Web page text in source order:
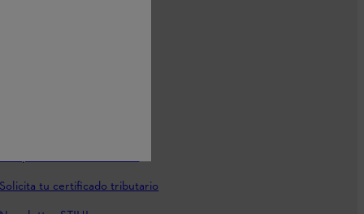
Búsqueda de distribuidores
Solicita tu certificado tributario